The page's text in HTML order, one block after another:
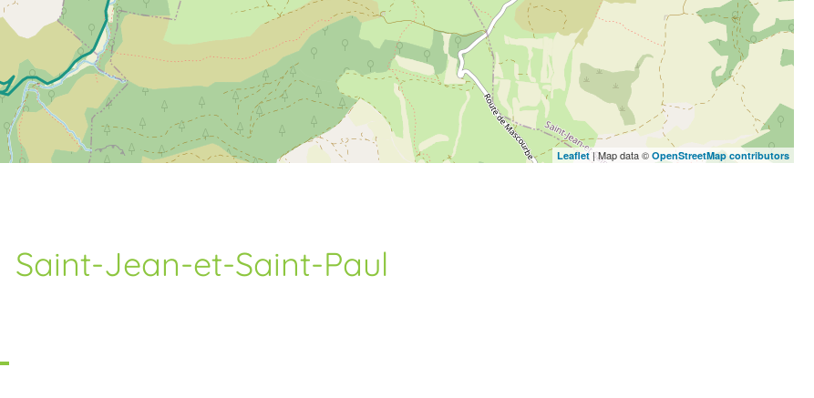
Leaflet| Map data © OpenStreetMap contributors
Saint-Jean-et-Saint-Paul